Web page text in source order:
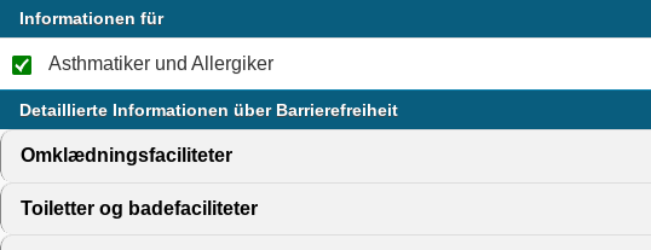
Informationen für
Asthmatiker und Allergiker
Detaillierte Informationen über Barrierefreiheit
Omklædningsfaciliteter
Toiletter og badefaciliteter